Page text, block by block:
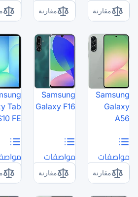
مقارنة مقارنة
Samsung
Galaxy Tab
S10 FE+
مواصفات
مقارنة
Samsung
Galaxy Tab
مواصفات
مقارنة